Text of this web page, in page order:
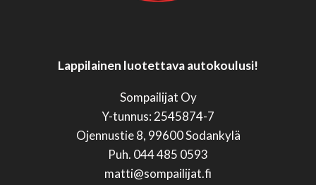
Lappilainen luotettava autokoulusi!
Sompailijat Oy
Y-tunnus: 2545874-7
Ojennustie 8, 99600 Sodankylä
Puh. 044 485 0593
matti@sompailijat.fi